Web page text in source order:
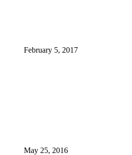
February 5, 2017
May 25, 2016